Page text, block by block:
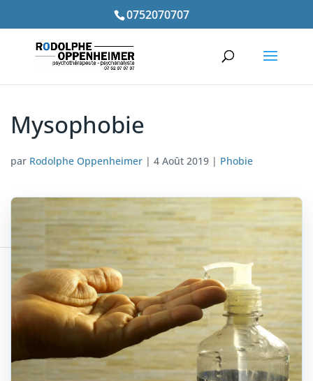
0752070707
Mysophobie
par Rodolphe Oppenheimer | 4 Août 2019 | Phobie